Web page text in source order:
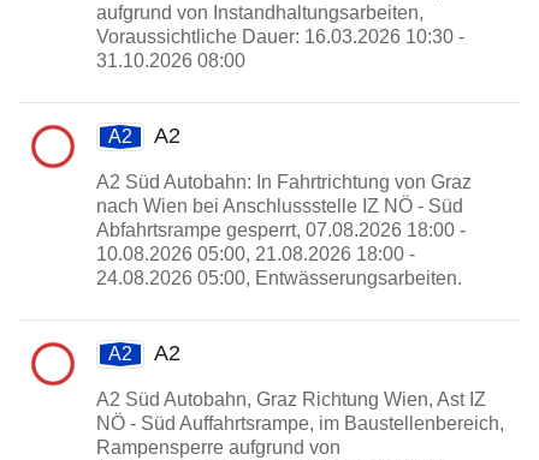
aufgrund von Instandhaltungsarbeiten,
Voraussichtliche Dauer: 16.03.2026 10:30 -
31.10.2026 08:00
A2 A2
A2 Süd Autobahn: In Fahrtrichtung von Graz
nach Wien bei Anschlussstelle IZ NÖ - Süd
Abfahrtsrampe gesperrt, 07.08.2026 18:00 -
10.08.2026 05:00, 21.08.2026 18:00 -
24.08.2026 05:00, Entwässerungsarbeiten.
A2 A2
A2 Süd Autobahn, Graz Richtung Wien, Ast IZ
NÖ - Süd Auffahrtsrampe, im Baustellenbereich,
Rampensperre aufgrund von